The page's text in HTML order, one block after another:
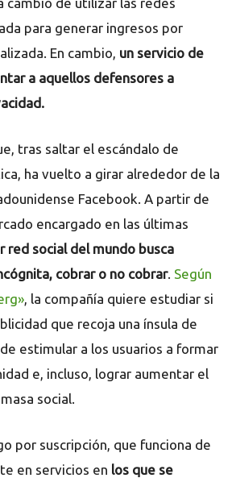
para generar ingresos por
En cambio, un servicio de
a aquellos defensores a
tras saltar el escándalo de
ha vuelto a girar alrededor de la
Facebook. A partir de
encargado en las últimas
red social del mundo busca
cobrar o no cobrar. Según
, la compañía quiere estudiar si
que recoja una ínsula de
estimular a los usuarios a formar
e, incluso, lograr aumentar el
social.
por suscripción, que funciona de
en servicios en los que se